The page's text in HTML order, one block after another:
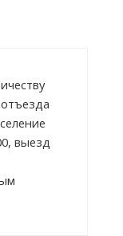
выезд